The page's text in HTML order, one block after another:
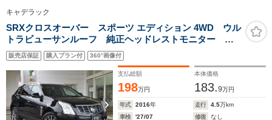
キャデラック
SRXクロスオーバー スポーツ エディション 4WD ウル
トラビューサンルーフ 純正ヘッドレストモニター フ
ロントシートクーラー フロント&リアシートヒーター
インターフェイスナビ&TV フルタイム4WD 限定車専
用20インチアルミホイール
販売店保証 購入プラン付 360°画像付
支払総額
198万円
本体価格
183.9万円
年式 2016年 走行 4.5万km
車検
'27/07 修復
なし